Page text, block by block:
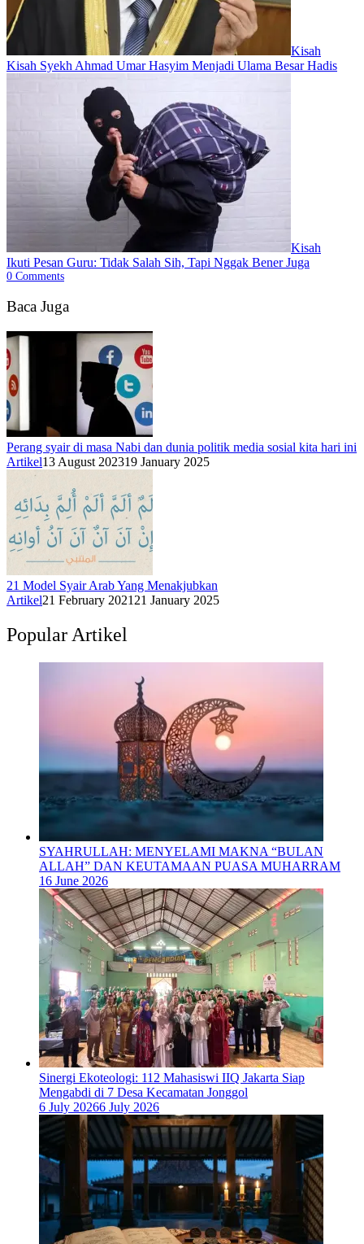
Kisah
Kisah Syekh Ahmad Umar Hasyim Menjadi Ulama Besar Hadis
Kisah
Ikuti Pesan Guru: Tidak Salah Sih, Tapi Nggak Bener Juga
0 Comments
Baca Juga
Perang syair di masa Nabi dan dunia politik media sosial kita hari ini
Artikel13 August 202319 January 2025
21 Model Syair Arab Yang Menakjubkan
Artikel21 February 2021 21 January 2025
Popular Artikel
SYAHRULLAH: MENYELAMI MAKNA “BULAN
ALLAH” DAN KEUTAMAAN PUASA MUHARRAM
16 June 2026
‎Sinergi Ekoteologi: 112 Mahasiswi IIQ Jakarta Siap
Mengabdi di 7 Desa Kecamatan Jonggol
6 July 20266 July 2026